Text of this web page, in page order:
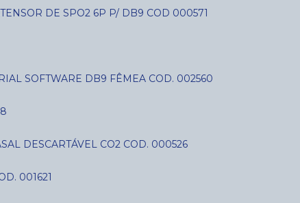
DE SPO2 6P P/ DB9 COD 000571
SOFTWARE DB9 FÊMEA COD. 002560
DESCARTÁVEL CO2 COD. 000526
001621